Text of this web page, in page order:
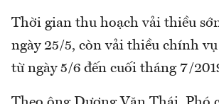
Thời gian thu hoạch vải thiều
ngày 25/5, còn vải thiều chính
từ ngày 5/6 đến cuối tháng 7/